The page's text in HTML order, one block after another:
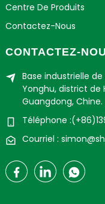
Centre De Produits
Contactez-Nous
CONTACTEZ-
Base industrielle
Yonghu, district de
Guangdong, Chine.
Téléphone
Courriel :